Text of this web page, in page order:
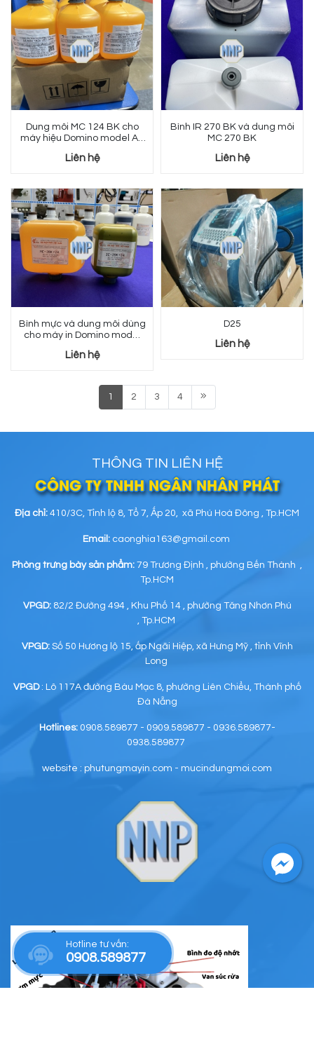
Dung môi MC 124 BK cho
máy hiệu Domino model AX
Liên hệ
Bình IR 270 BK và dung môi
MC 270 BK
Liên hệ
Bình mực và dung môi dùng
cho máy in Domino model
Liên hệ
D25
Liên hệ
1 2 3 4
THÔNG TIN LIÊN HỆ
CÔNG TY TNHH NGÂN NHÂN PHÁT
Địa chỉ: 410/3C, Tỉnh lộ 8, Tổ 7, Ấp 20, xã Phú Hoà Đông , Tp.HCM
Email:caonghia163@gmail.com
Phòng trưng bày sản phẩm: 79 Trương Định , phường Bến Thành ,
Tp.HCM
VPGD:82/2 Đường 494 , Khu Phố 14 , phường Tăng Nhơn Phú
, Tp.HCM
VPGD:Số 50 Hương lộ 15, ấp Ngãi Hiệp, xã Hưng Mỹ , tỉnh Vĩnh
Long
VPGD: Lô 117A đường Bàu Mạc 8, phường Liên Chiểu, Thành phố
Đà Nẵng
Hotlines:0908.589877 - 0909.589877 - 0936.589877-
0938.589877
website : phutungmayin.com - mucindungmoi.com
Hotline tư vấn:
0908.589877